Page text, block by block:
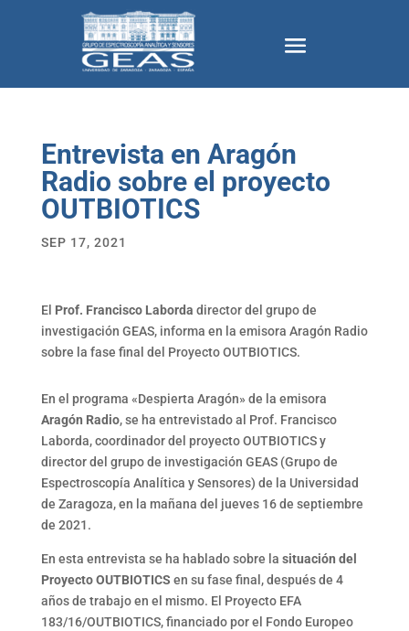
Entrevista en Aragón
Radio sobre el proyecto
OUTBIOTICS
SEP 17, 2021
El Prof. Francisco Laborda director del grupo de
investigación GEAS, informa en la emisora Aragón Radio
sobre la fase final del Proyecto OUTBIOTICS.
En el programa «Despierta Aragón» de la emisora
Aragón Radio, se ha entrevistado al Prof. Francisco
Laborda, coordinador del proyecto OUTBIOTICS y
director del grupo de investigación GEAS (Grupo de
Espectroscopía Analítica y Sensores) de la Universidad
de Zaragoza, en la mañana del jueves 16 de septiembre
de 2021.
En esta entrevista se ha hablado sobre la situación del
Proyecto OUTBIOTICS en su fase final, después de 4
años de trabajo en el mismo. El Proyecto EFA
183/16/OUTBIOTICS, financiado por el Fondo Europeo